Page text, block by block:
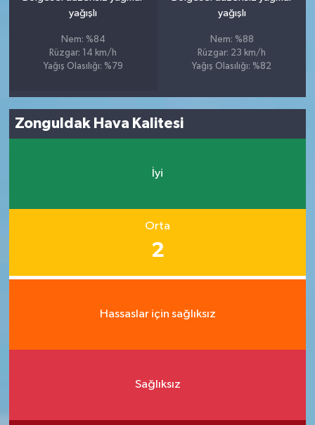
yağışlı
Nem: %84
Rüzgar: 14 km/h
Yağış Olasılığı: %79
yağışlı
Nem: %88
Rüzgar: 23 km/h
Yağış Olasılığı: %82
Zonguldak Hava Kalitesi
İyi
Orta
2
Hassaslar için sağlıksız
Sağlıksız